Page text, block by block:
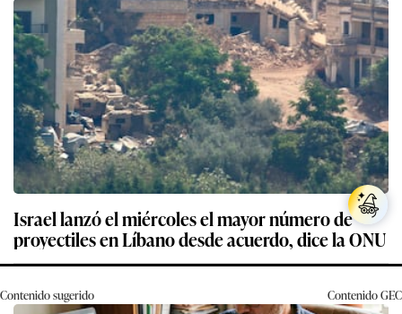
Israel lanzó el miércoles el mayor número de
proyectiles en Líbano desde acuerdo, dice la ONU
Contenido sugerido ContenidoGEC